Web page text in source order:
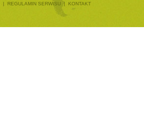
| REGULAMIN SERWISU | KONTAKT